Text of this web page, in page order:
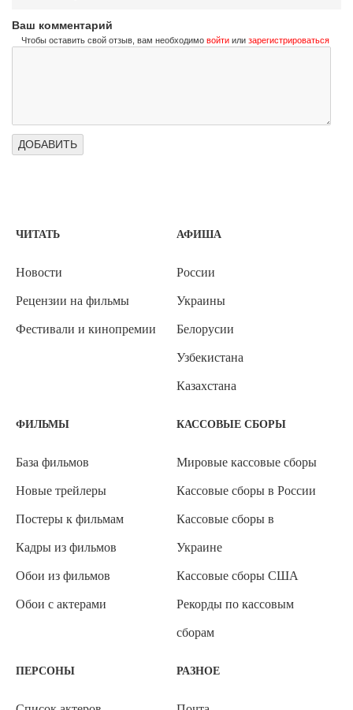
Ваш комментарий
Чтобы оставить свой отзыв, вам необходимо войти или зарегистрироваться
ЧИТАТЬ
Новости
Рецензии на фильмы
Фестивали и кинопремии
АФИША
России
Украины
Белорусии
Узбекистана
Казахстана
ФИЛЬМЫ
База фильмов
Новые трейлеры
Постеры к фильмам
Кадры из фильмов
Обои из фильмов
Обои с актерами
КАССОВЫЕ СБОРЫ
Мировые кассовые сборы
Кассовые сборы в России
Кассовые сборы в
Украине
Кассовые сборы США
Рекорды по кассовым
сборам
ПЕРСОНЫ РАЗНОЕ